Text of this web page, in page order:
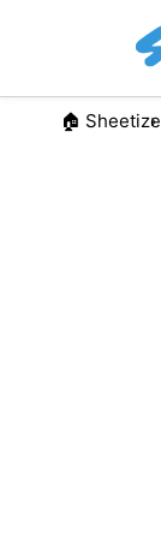
🏠︎ Sheetize